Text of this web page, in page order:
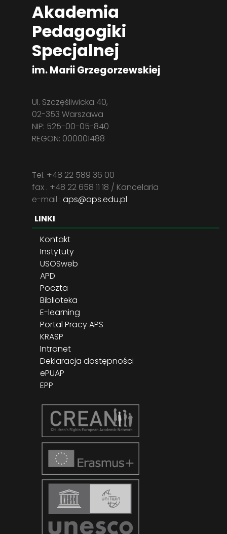
Akademia
Pedagogiki
Specjalnej
im. Marii Grzegorzewskiej
Ul. Szczęśliwicka 40,
02-353 Warszawa
NIP: 525-00-05-840
REGON: 000001488
Tel. +48 22 589 36 00
fax . +48 22 658 11 18 / Kancelaria
e-mail : aps@aps.edu.pl
LINKI
Kontakt
Instytuty
USOSweb
APD
Poczta
Biblioteka
E-learning
Portal Pracy APS
KRASP
Intranet
Deklaracja dostępności
ePUAP
EPP